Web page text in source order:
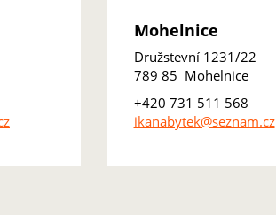
Mohelnice
Družstevní 1231/22
789 85 Mohelnice
+420 731 511 568
ikanabytek@seznam.cz